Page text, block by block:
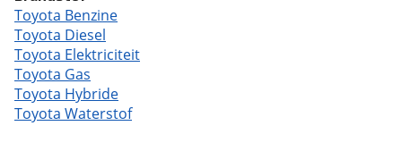
Toyota Benzine
Toyota Diesel
Toyota Elektriciteit
Toyota Gas
Toyota Hybride
Toyota Waterstof